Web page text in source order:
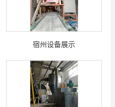
宿州设备展示